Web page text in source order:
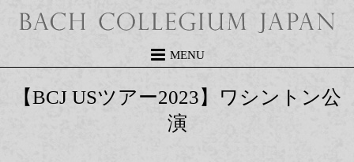
MENU
【BCJ USツアー2023】ワシントン公
演